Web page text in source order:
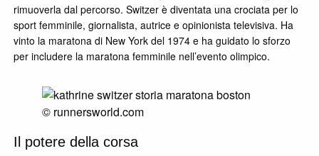
rimuoverla dal percorso. Switzer è diventata una crociata per lo
sport femminile, giornalista, autrice e opinionista televisiva. Ha
vinto la maratona di New York del 1974 e ha guidato lo sforzo
per includere la maratona femminile nell’evento olimpico.
© runnersworld.com
Il potere della corsa